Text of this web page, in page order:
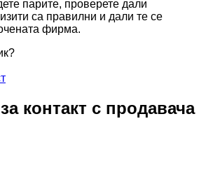
парите, проверете дали
са правилни и дали те се
фирма.
контакт с продавача